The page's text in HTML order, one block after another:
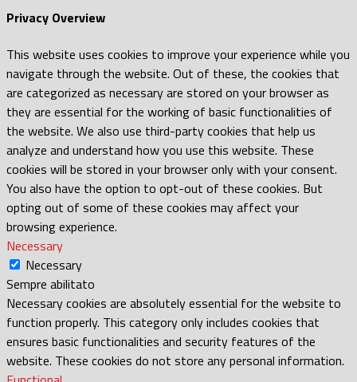
Privacy Overview
This website uses cookies to improve your experience while you
navigate through the website. Out of these, the cookies that
are categorized as necessary are stored on your browser as
they are essential for the working of basic functionalities of
the website. We also use third-party cookies that help us
analyze and understand how you use this website. These
cookies will be stored in your browser only with your consent.
You also have the option to opt-out of these cookies. But
opting out of some of these cookies may affect your
browsing experience.
Necessary
Necessary
Sempre abilitato
Necessary cookies are absolutely essential for the website to
function properly. This category only includes cookies that
ensures basic functionalities and security features of the
website. These cookies do not store any personal information.